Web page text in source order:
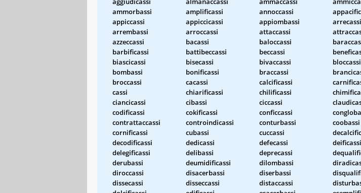
ammorbassi
amplificassi annoccassi
appiccassi
appiccicassi appiombassi
arrecassi
arrembassi
arroccassi attaccassi
azzeccassi
bacassi baloccassi
barbificassi
battibeccassi beccassi
biascicassi
bisecassi bivaccassi
bloccassi
bombassi
bonificassi braccassi
broccassi
cacassi calcificassi
cassi
chiarificassi chilificassi
ciancicassi
cibassi ciccassi
codificassi
cokificassi conficcassi
contrattaccassi
controindicassi conturbassi
coobassi
cornificassi
cubassi cuccassi
decodificassi
dedicassi defecassi
deificassi
delegificassi
delibassi deprecassi
derubassi
deumidificassi dilombassi
diroccassi
disacerbassi diserbassi
dissecassi
disseccassi distaccassi